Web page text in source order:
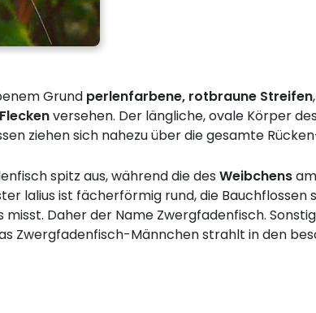
Grund perlenfarbene, rotbraune Streifen
versehen. Der längliche, ovale Körper
ziehen sich nahezu über die gesamte
spitz aus, während die des Weibchens
lalius ist fächerförmig rund, die Bauchflossen
Daher der Name Zwergfadenfisch.
Zwergfadenfisch-Männchen strahlt in den